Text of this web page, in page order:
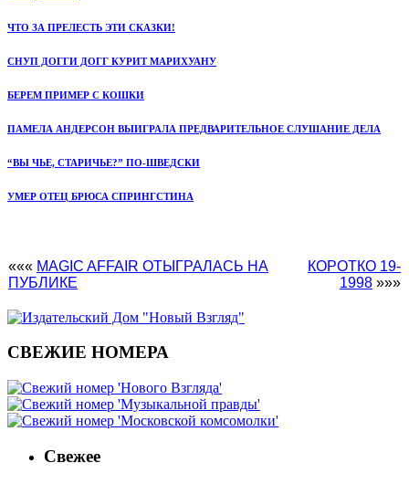
ЧТО ЗА ПРЕЛЕСТЬ ЭТИ СКАЗКИ!
СНУП ДОГГИ ДОГГ КУРИТ МАРИХУАНУ
БЕРЕМ ПРИМЕР С КОШКИ
ПАМЕЛА АНДЕРСОН ВЫИГРАЛА ПРЕДВАРИТЕЛЬНОЕ СЛУШАНИЕ ДЕЛА
“ВЫ ЧЬЕ, СТАРИЧЬЕ?” ПО-ШВЕДСКИ
УМЕР ОТЕЦ БРЮСА СПРИНГСТИНА
««« MAGIC AFFAIR ОТЫГРАЛАСЬ НА
ПУБЛИКЕ
КОРОТКО 19-
1998 »»»
СВЕЖИЕ НОМЕРА
Свежее